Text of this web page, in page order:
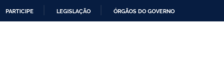
PARTICIPE LEGISLAÇÃO ÓRGÃOS DO GOVERNO